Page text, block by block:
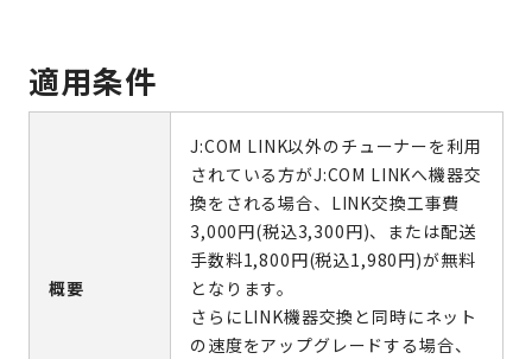
適用条件
概要
J:COM LINK以外のチューナーを利用
されている方がJ:COM LINKへ機器交
換をされる場合、LINK交換工事費
3,000円(税込3,300円)、または配送
手数料1,800円(税込1,980円)が無料
となります。
さらにLINK機器交換と同時にネット
の速度をアップグレードする場合、